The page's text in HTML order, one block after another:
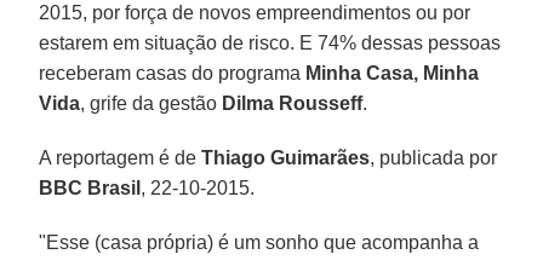
2015, por força de novos empreendimentos ou por
estarem em situação de risco. E 74% dessas pessoas
receberam casas do programa Minha Casa, Minha
Vida, grife da gestão Dilma Rousseff.
A reportagem é deThiago Guimarães, publicada por
BBC Brasil , 22-10-2015.
"Esse (casa própria) é um sonho que acompanha a